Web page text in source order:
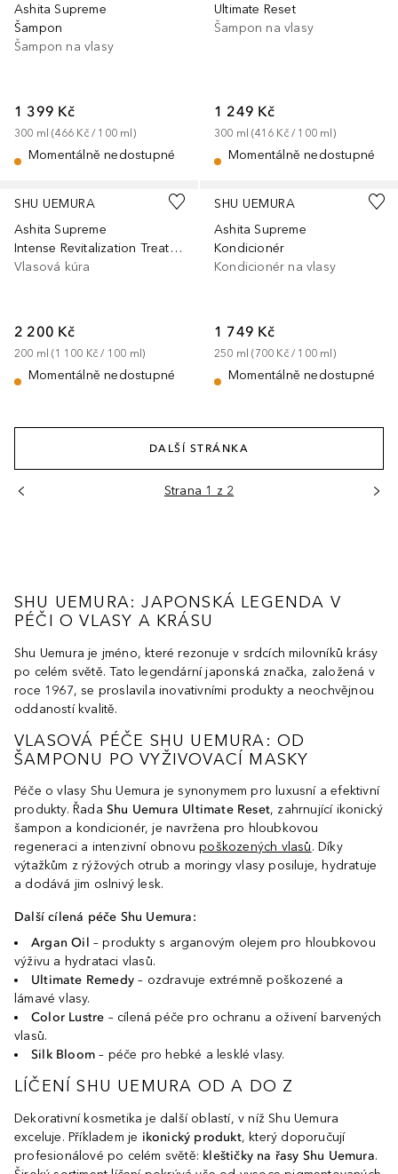
Ashita Supreme
Šampon
Šampon na vlasy
1 399 Kč
300 ml (466 Kč / 100 ml)
Momentálně nedostupné
Ultimate Reset
Šampon na vlasy
1 249 Kč
300 ml (416 Kč / 100 ml)
Momentálně nedostupné
SHU UEMURA
Ashita Supreme
Intense Revitalization Treatment
Vlasová kúra
2 200 Kč
200 ml (1 100 Kč / 100 ml)
Momentálně nedostupné
SHU UEMURA
Ashita Supreme
Kondicionér
Kondicionér na vlasy
1 749 Kč
250 ml (700 Kč / 100 ml)
Momentálně nedostupné
DALŠÍ STRÁNKA
Strana 1 z 2
SHU UEMURA: JAPONSKÁ LEGENDA V
PÉČI O VLASY A KRÁSU
Shu Uemura je jméno, které rezonuje v srdcích milovníků krásy
po celém světě. Tato legendární japonská značka, založená v
roce 1967, se proslavila inovativními produkty a neochvějnou
oddaností kvalitě.
VLASOVÁ PÉČE SHU UEMURA: OD
ŠAMPONU PO VYŽIVOVACÍ MASKY
Péče o vlasy Shu Uemura je synonymem pro luxusní a efektivní
produkty. Řada Shu Uemura Ultimate Reset, zahrnující ikonický
šampon a kondicionér, je navržena pro hloubkovou
regeneraci a intenzivní obnovupoškozených vlasů. Díky
výtažkům z rýžových otrub a moringy vlasy posiluje, hydratuje
a dodává jim oslnivý lesk.
Další cílená péče Shu Uemura:
Argan Oil – produkty s arganovým olejem pro hloubkovou
výživu a hydrataci vlasů.
Ultimate Remedy – ozdravuje extrémně poškozené a
lámavé vlasy.
Color Lustre – cílená péče pro ochranu a oživení barvených
vlasů.
Silk Bloom – péče pro hebké a lesklé vlasy.
LÍČENÍ SHU UEMURA OD A DO Z
Dekorativní kosmetika je další oblastí, v níž Shu Uemura
exceluje. Příkladem je ikonický produkt, který doporučují
profesionálové po celém světě: kleštičky na řasy Shu Uemura.